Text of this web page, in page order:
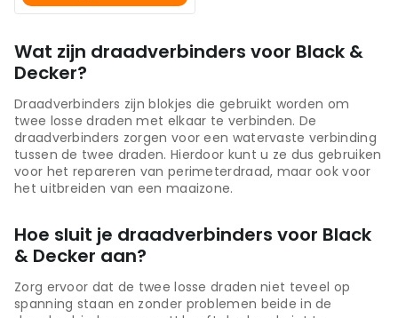
Wat zijn draadverbinders voor Black &
Decker?
Draadverbinders zijn blokjes die gebruikt worden om
twee losse draden met elkaar te verbinden. De
draadverbinders zorgen voor een watervaste verbinding
tussen de twee draden. Hierdoor kunt u ze dus gebruiken
voor het repareren van perimeterdraad, maar ook voor
het uitbreiden van een maaizone.
Hoe sluit je draadverbinders voor Black
& Decker aan?
Zorg ervoor dat de twee losse draden niet teveel op
spanning staan en zonder problemen beide in de